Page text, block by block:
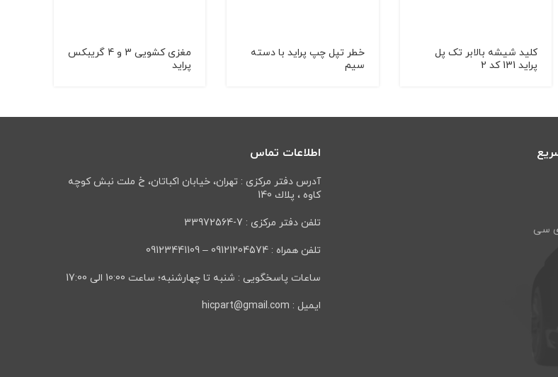
کلید شیشه بالابر تک پل
پراید 131 کد 2
خطر تپل چپ پراید با دسته
سیم
مغزی کشویی 3 و 4 گریبکس
پراید
سی
اطلاعات تماس
آدرس دفتر مرکزی : تهران، خيابان اكباتان، خ ملت نبش كوچه
كاوه ، پلاك 140
تلفن دفتر مرکزی : 7-33972564
تلفن همراه : 09121204574 – 09123441109
ساعات پاسخگویی : شنبه تا چهارشنبه؛ ساعت 10:00 الی 17:00
ایمیل : hicpart@gmail.com